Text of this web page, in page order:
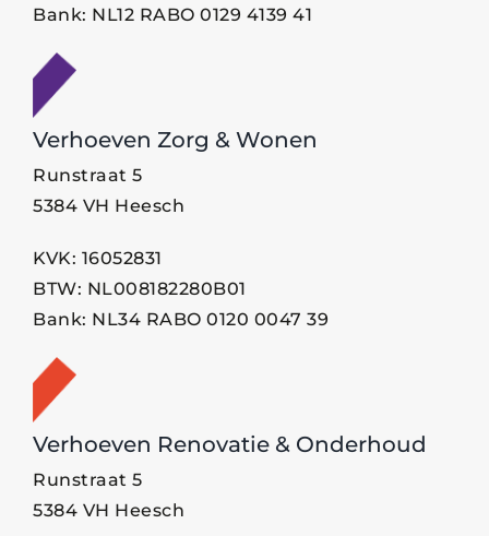
Bank: NL12 RABO 0129 4139 41
Verhoeven Zorg & Wonen
Runstraat 5
5384 VH Heesch
KVK: 16052831
BTW: NL008182280B01
Bank: NL34 RABO 0120 0047 39
Verhoeven Renovatie & Onderhoud
Runstraat 5
5384 VH Heesch